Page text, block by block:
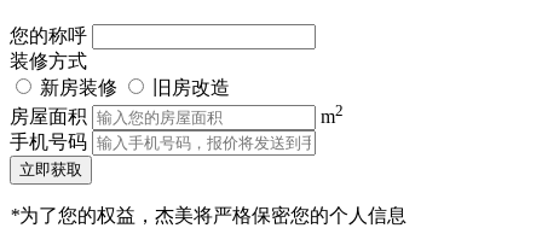
您的称呼
装修方式
新房装修
旧房改造
房屋面积
m2
手机号码
立即获取
*为了您的权益，杰美将严格保密您的个人信息